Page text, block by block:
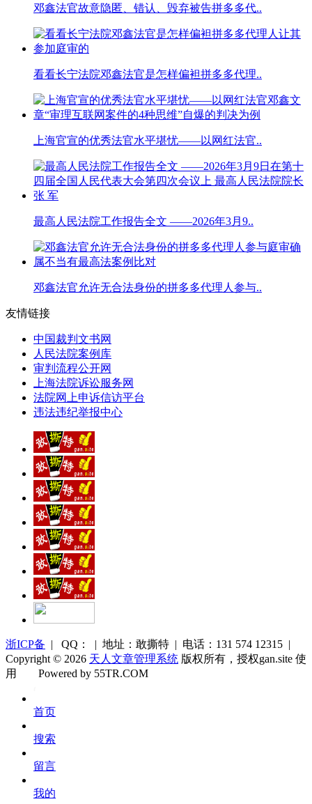
邓鑫法官故意隐匿、错认、毁弃被告拼多多代..
看看长宁法院邓鑫法官是怎样偏袒拼多多代理..
上海官宣的优秀法官水平堪忧——以网红法官..
最高人民法院工作报告全文 ——2026年3月9..
邓鑫法官允许无合法身份的拼多多代理人参与..
友情链接
中国裁判文书网
人民法院案例库
审判流程公开网
上海法院诉讼服务网
法院网上申诉信访平台
违法违纪举报中心
浙ICP备 | QQ： | 地址：敢撕特 | 电话：131 574 12315 |
Copyright © 2026 天人文章管理系统 版权所有，授权gan.site 使
用
库
Powered by 55TR.COM
首页
搜索
留言
我的